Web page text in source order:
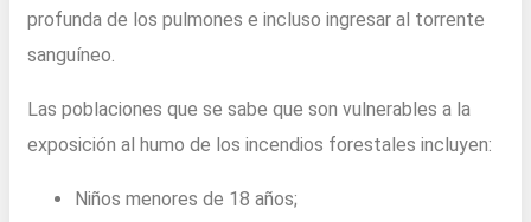
profunda de los pulmones e incluso ingresar al torrente
sanguíneo.
Las poblaciones que se sabe que son vulnerables a la
exposición al humo de los incendios forestales incluyen:
Niños menores de 18 años;